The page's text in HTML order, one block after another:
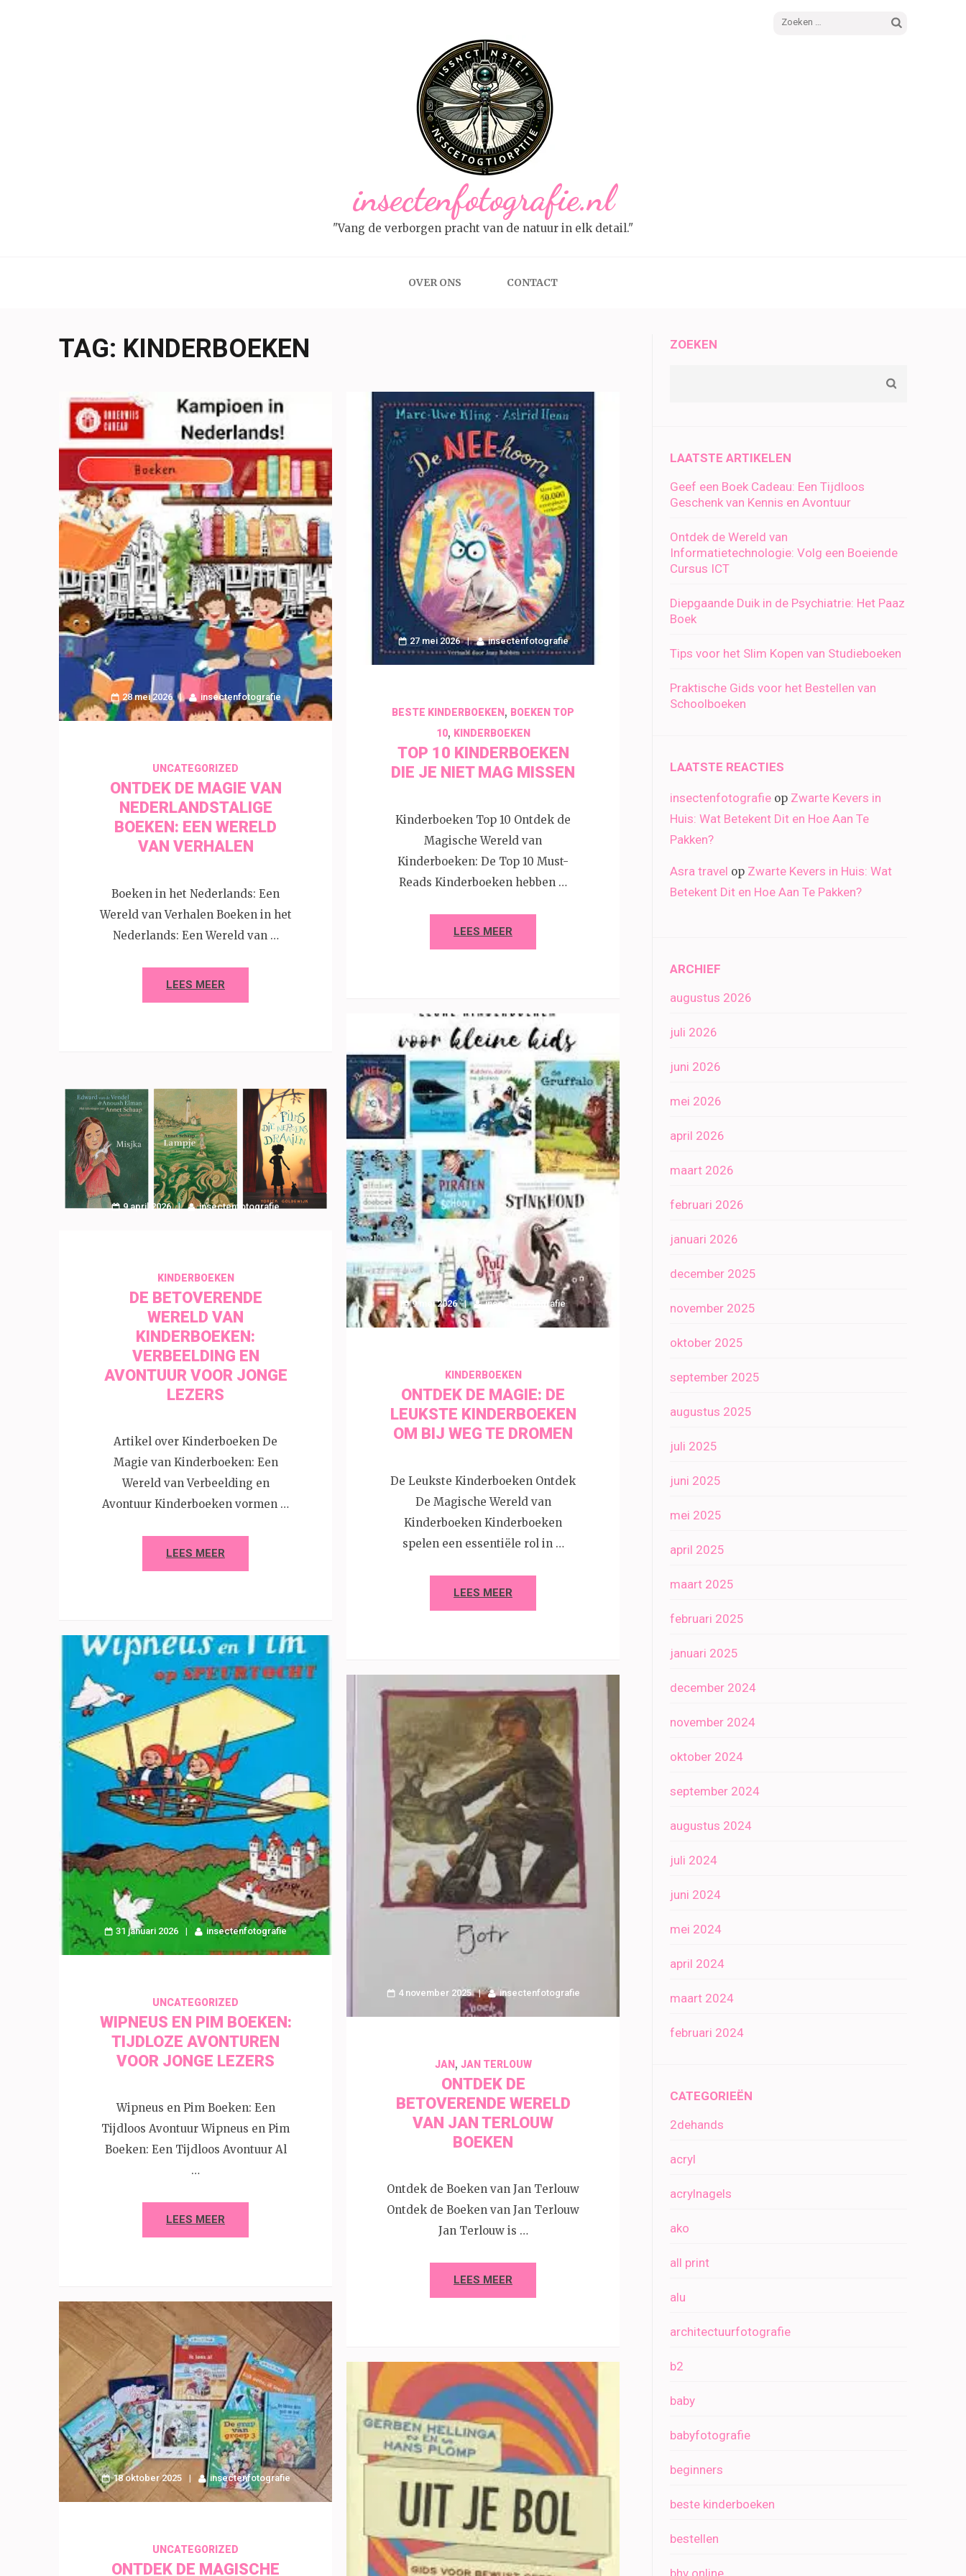
Zoeken
insectenfotografie.nl
"Vang de verborgen pracht van de natuur in elk detail."
OVER ONS CONTACT
TAG: KINDERBOEKEN
28 mei 2026 insectenfotografie
UNCATEGORIZED
ONTDEK DE MAGIE VAN
NEDERLANDSTALIGE
BOEKEN: EEN WERELD
VAN VERHALEN
Boeken in het Nederlands: Een
Wereld van Verhalen Boeken in het
Nederlands: Een Wereld van …
LEES MEER
27 mei 2026 insectenfotografie
BESTE KINDERBOEKEN , BOEKEN TOP
10, KINDERBOEKEN
TOP 10 KINDERBOEKEN
DIE JE NIET MAG MISSEN
Kinderboeken Top 10 Ontdek de
Magische Wereld van
Kinderboeken: De Top 10 Must-
Reads Kinderboeken hebben …
LEES MEER
9 mei 2026 insectenfotografie
KINDERBOEKEN
ONTDEK DE MAGIE: DE
LEUKSTE KINDERBOEKEN
OM BIJ WEG TE DROMEN
De Leukste Kinderboeken Ontdek
De Magische Wereld van
Kinderboeken Kinderboeken
spelen een essentiële rol in …
LEES MEER
9 april 2026 insectenfotografie
KINDERBOEKEN
DE BETOVERENDE
WERELD VAN
KINDERBOEKEN:
VERBEELDING EN
AVONTUUR VOOR JONGE
LEZERS
Artikel over Kinderboeken De
Magie van Kinderboeken: Een
Wereld van Verbeelding en
Avontuur Kinderboeken vormen …
LEES MEER
31 januari 2026 insectenfotografie
UNCATEGORIZED
WIPNEUS EN PIM BOEKEN:
TIJDLOZE AVONTUREN
VOOR JONGE LEZERS
Wipneus en Pim Boeken: Een
Tijdloos Avontuur Wipneus en Pim
Boeken: Een Tijdloos Avontuur Al
…
LEES MEER
4 november 2025 insectenfotografie
JAN, JAN TERLOUW
ONTDEK DE
BETOVERENDE WERELD
VAN JAN TERLOUW
BOEKEN
Ontdek de Boeken van Jan Terlouw
Ontdek de Boeken van Jan Terlouw
Jan Terlouw is …
LEES MEER
18 oktober 2025 insectenfotografie
UNCATEGORIZED
ONTDEK DE MAGISCHE
ZOEKEN
LAATSTE ARTIKELEN
Geef een Boek Cadeau: Een Tijdloos
Geschenk van Kennis en Avontuur
Ontdek de Wereld van
Informatietechnologie: Volg een Boeiende
Cursus ICT
Diepgaande Duik in de Psychiatrie: Het Paaz
Boek
Tips voor het Slim Kopen van Studieboeken
Praktische Gids voor het Bestellen van
Schoolboeken
LAATSTE REACTIES
insectenfotografie op Zwarte Kevers in
Huis: Wat Betekent Dit en Hoe Aan Te
Pakken?
Asra travel op Zwarte Kevers in Huis: Wat
Betekent Dit en Hoe Aan Te Pakken?
ARCHIEF
augustus 2026
juli 2026
juni 2026
mei 2026
april 2026
maart 2026
februari 2026
januari 2026
december 2025
november 2025
oktober 2025
september 2025
augustus 2025
juli 2025
juni 2025
mei 2025
april 2025
maart 2025
februari 2025
januari 2025
december 2024
november 2024
oktober 2024
september 2024
augustus 2024
juli 2024
juni 2024
mei 2024
april 2024
maart 2024
februari 2024
CATEGORIEËN
2dehands
acryl
acrylnagels
ako
all print
alu
architectuurfotografie
b2
baby
babyfotografie
beginners
beste kinderboeken
bestellen
bhv online